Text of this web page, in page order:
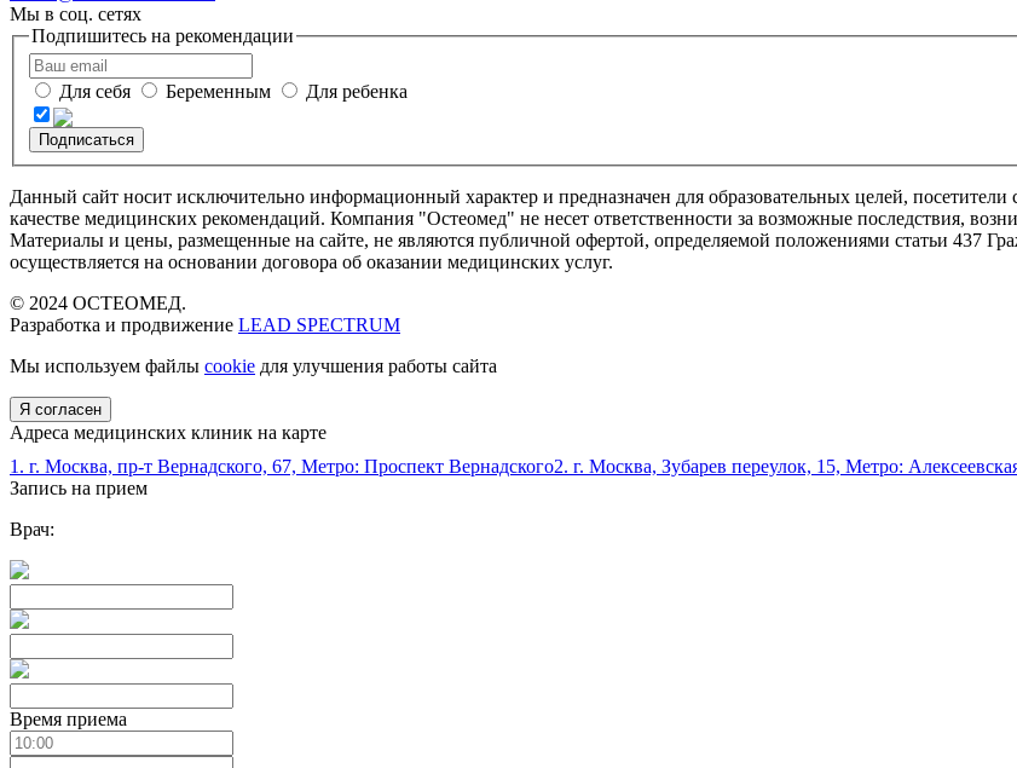
Мы в соц. сетях
Подпишитесь на рекомендации
Для себя Беременным Для ребенка
Подписаться
Данный сайт носит исключительно информационный характер и предназначен для образовательных целей,
качестве медицинских рекомендаций. Компания "Остеомед" не несет ответственности за возможные последствия,
Материалы и цены, размещенные на сайте, не являются публичной офертой, определяемой положениями статьи 437
осуществляется на основании договора об оказании медицинских услуг.
© 2024 ОСТЕОМЕД.
Разработка и продвижение LEAD SPECTRUM
Мы используем файлы cookie для улучшения работы сайта
Я согласен
Адреса медицинских клиник на карте
1. г. Москва, пр-т Вернадского, 67, Метро: Проспект Вернадского2. г. Москва, Зубарев переулок, 15, Метро:
Запись на прием
Врач:
Время приема